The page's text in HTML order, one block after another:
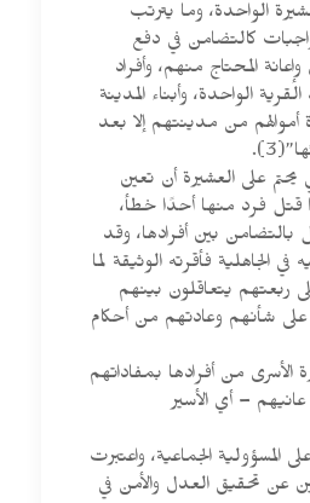
الواحدة، وما يترتب
كالتضامن في دفع
المحتاج منهم، وأفراد
الواحدة، وأبناء المدينة
أموالهم من مدينتهم إلا بعد
يحتم على العشيرة أن تعين
قتل فرد منها أحدًا خطأ،
بالتضامن بين أفرادها، وقد
الجاهلية فأقرته الوثيقة لما
ربعتهم يتعاقلون بينهم
على شأنهم وعادتهم من أحكام
الأسرى من أفرادها بمفاداتهم
– أي الأسير
المسؤولية الجماعية، واعتبرت
عن تحقيق العدل والأمن في